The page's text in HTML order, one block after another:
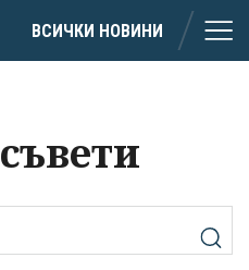
ВСИЧКИ НОВИНИ